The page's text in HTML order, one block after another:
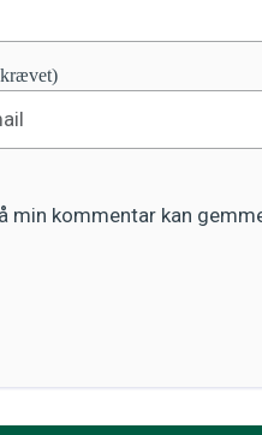
min kommentar kan